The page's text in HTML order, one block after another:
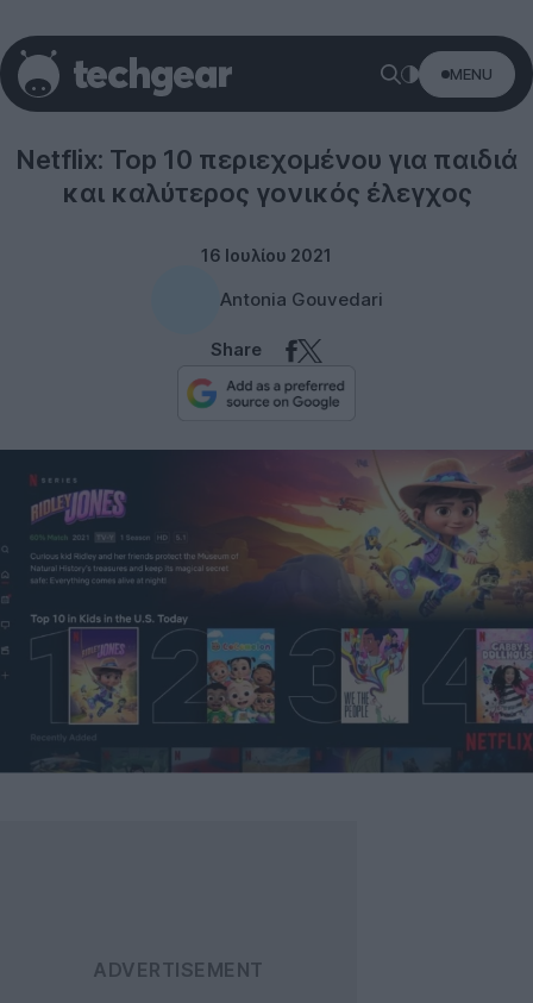
MENU
Netflix: Top 10 περιεχομένου για παιδιά
και καλύτερος γονικός έλεγχος
16 Ιουλίου 2021
Antonia Gouvedari
Share